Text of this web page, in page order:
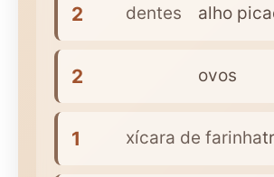
2 dentes alho
2 ovos
1 xícara de farinha